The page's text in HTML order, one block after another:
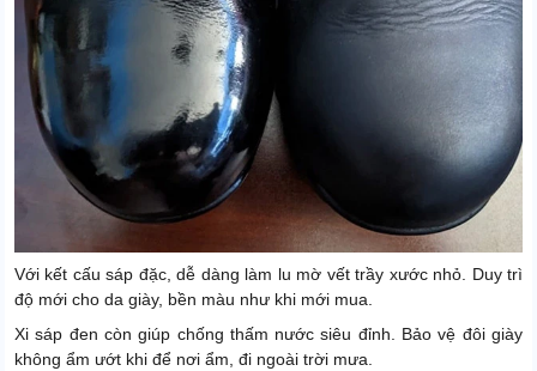
Với kết cấu sáp đặc, dễ dàng làm lu mờ vết trầy xước nhỏ. Duy trì
độ mới cho da giày, bền màu như khi mới mua.
Xi sáp đen còn giúp chống thấm nước siêu đỉnh. Bảo vệ đôi giày
không ẩm ướt khi để nơi ẩm, đi ngoài trời mưa.